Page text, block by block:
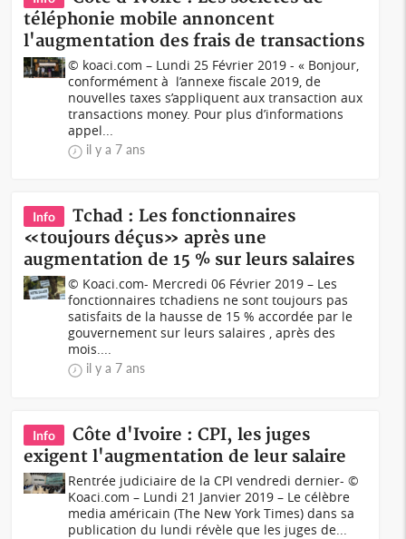
téléphonie mobile annoncent
l'augmentation des frais de transactions
© koaci.com – Lundi 25 Février 2019 - « Bonjour,
conformément à l’annexe fiscale 2019, de
nouvelles taxes s’appliquent aux transaction aux
transactions money. Pour plus d’informations
appel...
il y a 7 ans
Info
Tchad : Les fonctionnaires
«toujours déçus» après une
augmentation de 15 % sur leurs salaires
© Koaci.com- Mercredi 06 Février 2019 – Les
fonctionnaires tchadiens ne sont toujours pas
satisfaits de la hausse de 15 % accordée par le
gouvernement sur leurs salaires , après des
mois....
il y a 7 ans
Info
Côte d'Ivoire : CPI, les juges
exigent l'augmentation de leur salaire
Rentrée judiciaire de la CPI vendredi dernier- ©
Koaci.com – Lundi 21 Janvier 2019 – Le célèbre
media américain (The New York Times) dans sa
publication du lundi révèle que les juges de...